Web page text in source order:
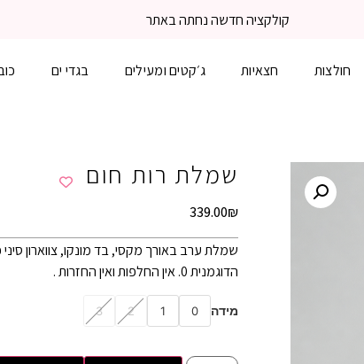
משלוח עד הבית 3-5 ימי עסקים
חולצות חצאיות ג׳קטים ומעילים בגדי ים
שמלת רות חום
339.00₪
שמלת ערב באורך מקסי, בד מונקו, צווארון
הדוגמנית 0. אין החלפות ואין החזרות .
מידה 0
1
2
3